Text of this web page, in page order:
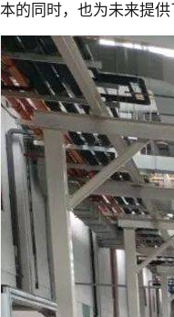
本的同时，也为未来提供